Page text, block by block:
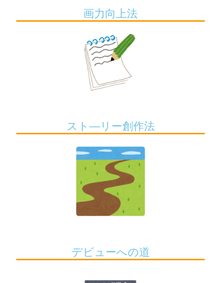
画力向上法
スト―リー創作法
デビューへの道